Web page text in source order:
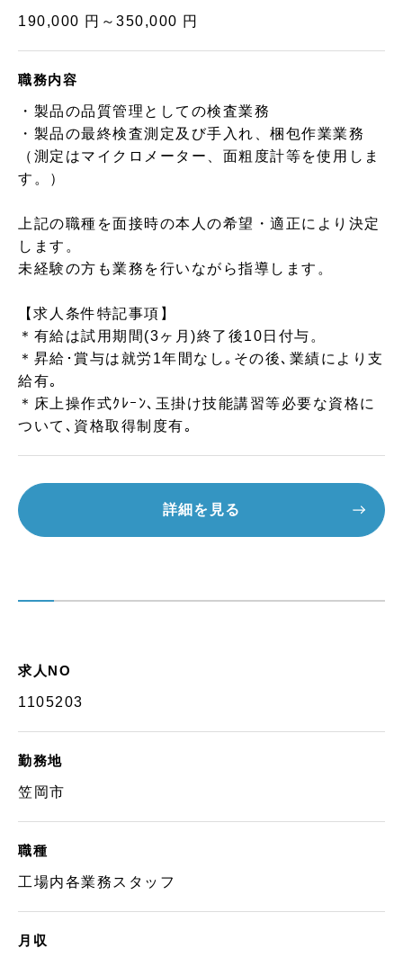
190,000 円～350,000 円
職務内容
・製品の品質管理としての検査業務
・製品の最終検査測定及び手入れ、梱包作業業務
（測定はマイクロメーター、面粗度計等を使用しま
す。）
上記の職種を面接時の本人の希望・適正により決定
します。
未経験の方も業務を行いながら指導します。
【求人条件特記事項】
＊有給は試用期間(3ヶ月)終了後10日付与。
＊昇給･賞与は就労1年間なし｡その後､業績により支
給有｡
＊床上操作式ｸﾚｰﾝ､玉掛け技能講習等必要な資格に
ついて､資格取得制度有｡
詳細を見る
求人NO
1105203
勤務地
笠岡市
職種
工場内各業務スタッフ
月収